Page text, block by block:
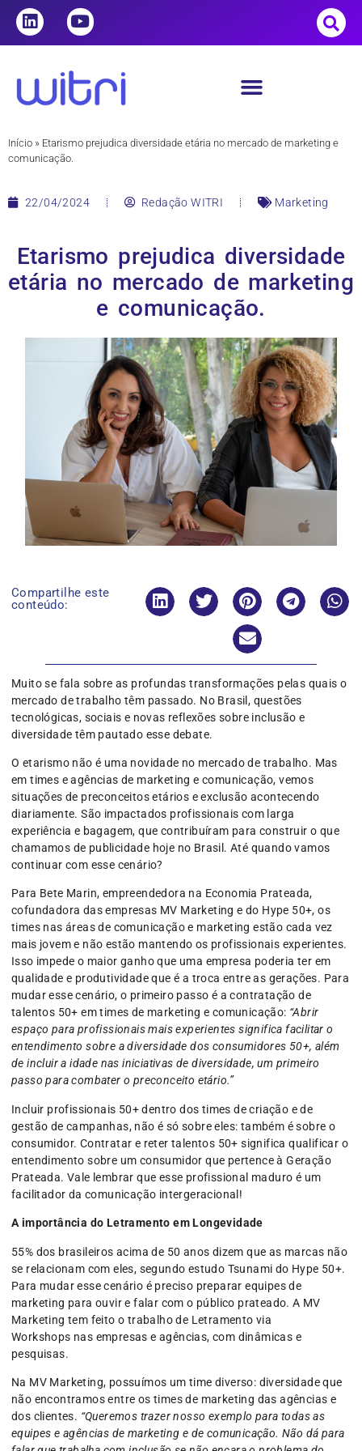
Início » Etarismo prejudica diversidade etária no mercado de marketing e
comunicação.
22/04/2024 Redação WITRI Marketing
Etarismo prejudica diversidade
etária no mercado de marketing
e comunicação.
Compartilhe este
conteúdo:
Muito se fala sobre as profundas transformações pelas quais o
mercado de trabalho têm passado. No Brasil, questões
tecnológicas, sociais e novas reflexões sobre inclusão e
diversidade têm pautado esse debate.
O etarismo não é uma novidade no mercado de trabalho. Mas
em times e agências de marketing e comunicação, vemos
situações de preconceitos etários e exclusão acontecendo
diariamente. São impactados profissionais com larga
experiência e bagagem, que contribuíram para construir o que
chamamos de publicidade hoje no Brasil. Até quando vamos
continuar com esse cenário?
Para Bete Marin, empreendedora na Economia Prateada,
cofundadora das empresas MV Marketing e do Hype 50+, os
times nas áreas de comunicação e marketing estão cada vez
mais jovem e não estão mantendo os profissionais experientes.
Isso impede o maior ganho que uma empresa poderia ter em
qualidade e produtividade que é a troca entre as gerações. Para
mudar esse cenário, o primeiro passo é a contratação de
talentos 50+ em times de marketing e comunicação: “Abrir
espaço para profissionais mais experientes significa facilitar o
entendimento sobre a diversidade dos consumidores 50+, além
de incluir a idade nas iniciativas de diversidade, um primeiro
passo para combater o preconceito etário.”
Incluir profissionais 50+ dentro dos times de criação e de
gestão de campanhas, não é só sobre eles: também é sobre o
consumidor. Contratar e reter talentos 50+ significa qualificar o
entendimento sobre um consumidor que pertence à Geração
Prateada. Vale lembrar que esse profissional maduro é um
facilitador da comunicação intergeracional!
A importância do Letramento em Longevidade
55% dos brasileiros acima de 50 anos dizem que as marcas não
se relacionam com eles, segundo estudo Tsunami do Hype 50+.
Para mudar esse cenário é preciso preparar equipes de
marketing para ouvir e falar com o público prateado. A MV
Marketing tem feito o trabalho de Letramento via
Workshops nas empresas e agências, com dinâmicas e
pesquisas.
Na MV Marketing, possuímos um time diverso: diversidade que
não encontramos entre os times de marketing das agências e
dos clientes. “Queremos trazer nosso exemplo para todas as
equipes e agências de marketing e de comunicação. Não dá para